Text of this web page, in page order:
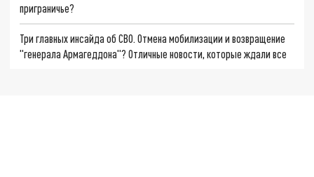
приграничье?
Три главных инсайда об СВО. Отмена мобилизации и возвращение
"генерала Армагеддона"? Отличные новости, которые ждали все